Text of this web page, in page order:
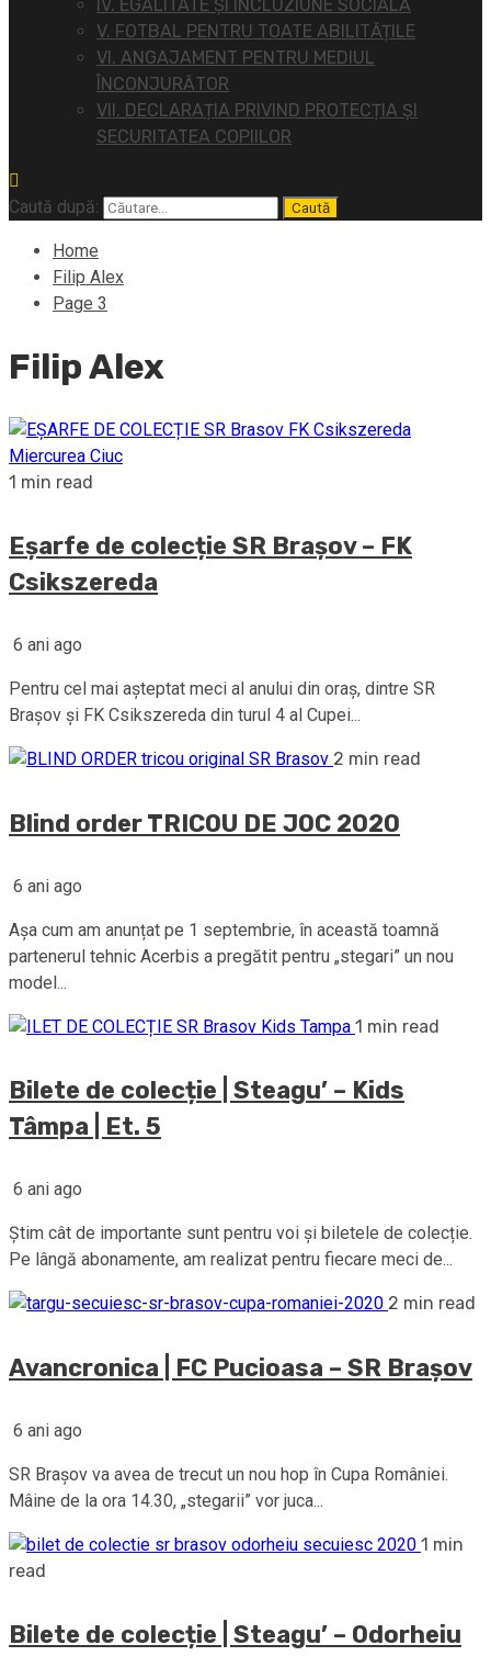
IV. EGALITATE ȘI INCLUZIUNE SOCIALĂ
V. FOTBAL PENTRU TOATE ABILITĂȚILE
VI. ANGAJAMENT PENTRU MEDIUL
ÎNCONJURĂTOR
VII. DECLARAȚIA PRIVIND PROTECȚIA ȘI
SECURITATEA COPIILOR
Caută după:
Home
Filip Alex
Page 3
Filip Alex
1 min read
Eșarfe de colecție SR Brașov – FK
Csikszereda
6 ani ago
Pentru cel mai așteptat meci al anului din oraș, dintre SR
Brașov și FK Csikszereda din turul 4 al Cupei...
2 min read
Blind order TRICOU DE JOC 2020
6 ani ago
Așa cum am anunțat pe 1 septembrie, în această toamnă
partenerul tehnic Acerbis a pregătit pentru „stegari” un nou
model...
1 min read
Bilete de colecție | Steagu’ – Kids
Tâmpa | Et. 5
6 ani ago
Știm cât de importante sunt pentru voi și biletele de colecție.
Pe lângă abonamente, am realizat pentru fiecare meci de...
2 min read
Avancronica | FC Pucioasa – SR Brașov
6 ani ago
SR Brașov va avea de trecut un nou hop în Cupa României.
Mâine de la ora 14.30, „stegarii” vor juca...
1 min
read
Bilete de colecție | Steagu’ – Odorheiu